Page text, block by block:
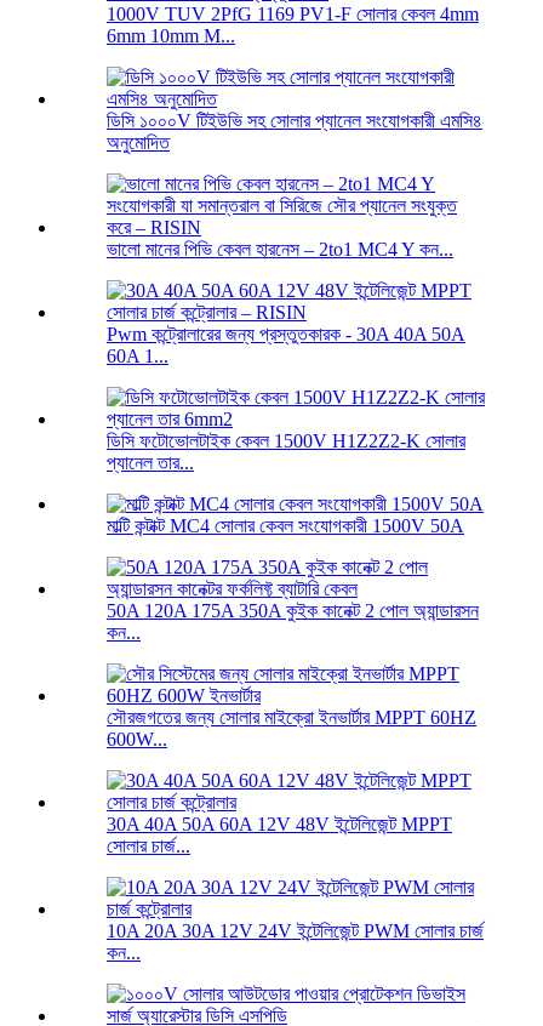
1000V TUV 2PfG 1169 PV1-F সোলার কেবল 4mm
6mm 10mm M...
ডিসি ১০০০V টিইউভি সহ সোলার প্যানেল সংযোগকারী এমসি৪
অনুমোদিত
ভালো মানের পিভি কেবল হারনেস – 2to1 MC4 Y কন...
Pwm কন্ট্রোলারের জন্য প্রস্তুতকারক - 30A 40A 50A
60A 1...
ডিসি ফটোভোলটাইক কেবল 1500V H1Z2Z2-K সোলার
প্যানেল তার...
মাল্টি কন্টাক্ট MC4 সোলার কেবল সংযোগকারী 1500V 50A
50A 120A 175A 350A কুইক কানেক্ট 2 পোল অ্যান্ডারসন
কন...
সৌরজগতের জন্য সোলার মাইক্রো ইনভার্টার MPPT 60HZ
600W...
30A 40A 50A 60A 12V 48V ইন্টেলিজেন্ট MPPT
সোলার চার্জ...
10A 20A 30A 12V 24V ইন্টেলিজেন্ট PWM সোলার চার্জ
কন...